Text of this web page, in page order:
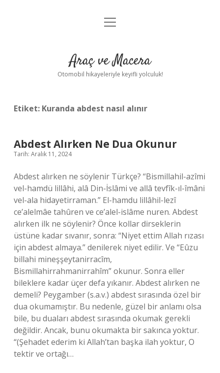
Anasayfa
Yasal Uyarı
menüyü
Araç ve Macera
Otomobil hikayeleriyle keyifli yolculuk!
Etiket: Kuranda abdest nasıl alınır
Abdest Alırken Ne Dua Okunur
Tarih: Aralık 11, 2024
Abdest alırken ne söylenir Türkçe? “Bismillahil-azîmi
vel-hamdü lillâhi, alâ Din-İslâmi ve allâ tevfîk-ıl-îmâni
vel-ala hidayetirraman.” El-hamdu lillâhil-lezî
ce’alelmâe tahûren ve ce’alel-islâme nuren. Abdest
alırken ilk ne söylenir? Önce kollar dirseklerin
üstüne kadar sıvanır, sonra: “Niyet ettim Allah rızası
için abdest almaya.” denilerek niyet edilir. Ve “Eûzu
billahi mineşşeytanirracîm,
Bismillahirrahmanirrahîm” okunur. Sonra eller
bileklere kadar üçer defa yıkanır. Abdest alırken ne
demeli? Peygamber (s.a.v.) abdest sırasında özel bir
dua okumamıştır. Bu nedenle, güzel bir anlamı olsa
bile, bu duaları abdest sırasında okumak gerekli
değildir. Ancak, bunu okumakta bir sakınca yoktur.
“(Şehadet ederim ki Allah’tan başka ilah yoktur, O
tektir ve ortağı…